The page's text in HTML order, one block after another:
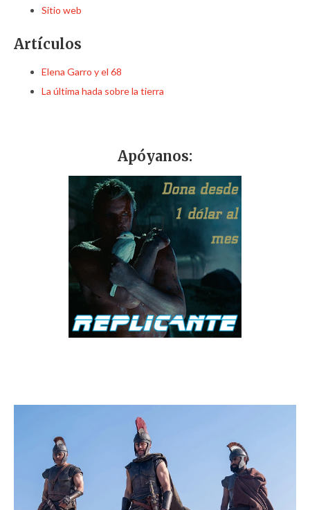
Sitio web
Artículos
Elena Garro y el 68
La última hada sobre la tierra
Apóyanos: